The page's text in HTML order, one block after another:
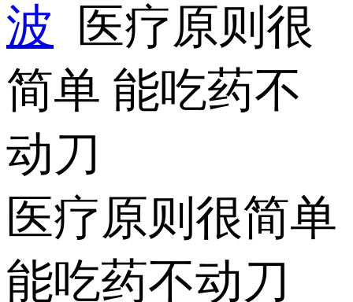
波
医疗原则很
简单 能吃药不
动刀
医疗原则很简单
能吃药不动刀